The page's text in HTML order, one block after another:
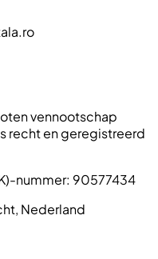
vennootschap
recht en geregistreerd
nummer: 90577434
Nederland